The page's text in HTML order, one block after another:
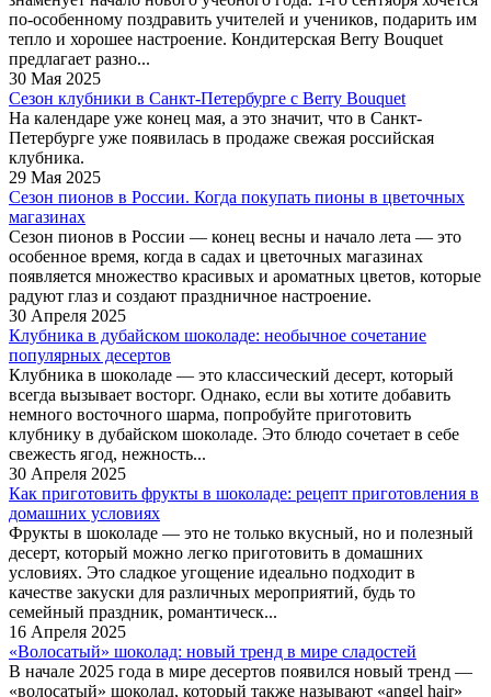
по-особенному поздравить учителей и учеников, подарить им
тепло и хорошее настроение. Кондитерская Berry Bouquet
предлагает разно...
30 Мая 2025
Сезон клубники в Санкт-Петербурге c Berry Bouquet
На календаре уже конец мая, а это значит, что в Санкт-
Петербурге уже появилась в продаже свежая российская
клубника.
29 Мая 2025
Сезон пионов в России. Когда покупать пионы в цветочных
магазинах
Сезон пионов в России — конец весны и начало лета — это
особенное время, когда в садах и цветочных магазинах
появляется множество красивых и ароматных цветов, которые
радуют глаз и создают праздничное настроение.
30 Апреля 2025
Клубника в дубайском шоколаде: необычное сочетание
популярных десертов
Клубника в шоколаде — это классический десерт, который
всегда вызывает восторг. Однако, если вы хотите добавить
немного восточного шарма, попробуйте приготовить
клубнику в дубайском шоколаде. Это блюдо сочетает в себе
свежесть ягод, нежность...
30 Апреля 2025
Как приготовить фрукты в шоколаде: рецепт приготовления в
домашних условиях
Фрукты в шоколаде — это не только вкусный, но и полезный
десерт, который можно легко приготовить в домашних
условиях. Это сладкое угощение идеально подходит в
качестве закуски для различных мероприятий, будь то
семейный праздник, романтическ...
16 Апреля 2025
«Волосатый» шоколад: новый тренд в мире сладостей
В начале 2025 года в мире десертов появился новый тренд —
«волосатый» шоколад, который также называют «angel hair»